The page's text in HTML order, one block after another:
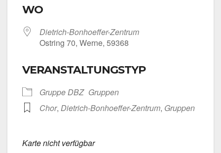
WO
Dietrich-Bonhoeffer-Zentrum
Ost­ring 70, Wer­ne, 59368
VERANSTALTUNGSTYP
Grup­pe DBZ Grup­pen
Chor, Dietrich-Bonhoeffer-Zentrum, Grup­pen
Kar­te nicht ver­füg­bar